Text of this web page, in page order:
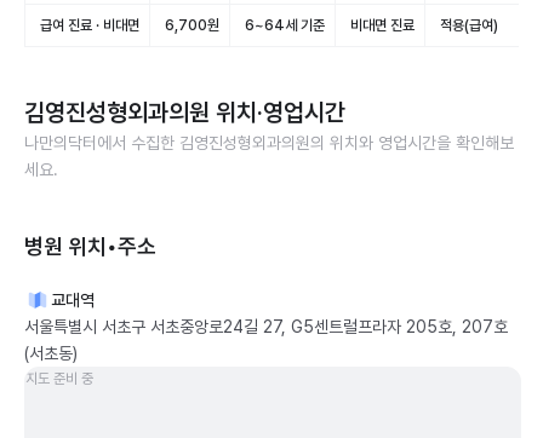
급여 진료 · 비대면 6,700원 6~64세 기준 비대면 진료 적용(급여)
김영진성형외과의원 위치·영업시간
나만의닥터에서 수집한 김영진성형외과의원의 위치와 영업시간을 확인해보
세요.
병원 위치•주소
교대역
서울특별시 서초구 서초중앙로24길 27, G5센트럴프라자 205호, 207호
(서초동)
지도 준비 중